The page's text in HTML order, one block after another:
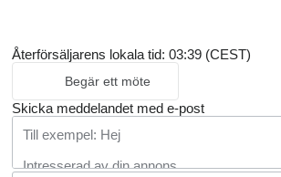
Återförsäljarens lokala tid: 03:39 (CEST)
Begär ett möte
Skicka meddelandet med e-post